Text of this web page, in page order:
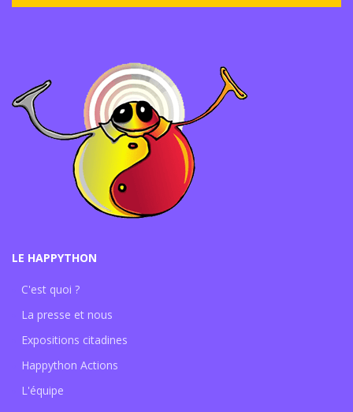
LE HAPPYTHON
C'est quoi ?
La presse et nous
Expositions citadines
Happython Actions
L'équipe